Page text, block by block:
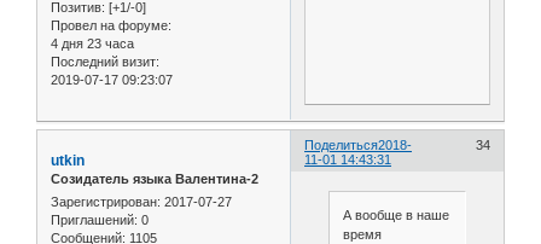
Позитив: [+1/-0]
Провел на форуме:
4 дня 23 часа
Последний визит:
2019-07-17 09:23:07
Поделиться 34
2018-
11-01 14:43:31
utkin
Созидатель языка Валентина-2
Зарегистрирован: 2017-07-27
Приглашений: 0
Сообщений: 1105
А вообще в наше
время